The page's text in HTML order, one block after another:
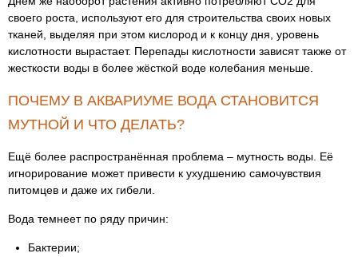
своего роста, используют его для строительства своих новых
тканей, выделяя при этом кислород и к концу дня, уровень
кислотности вырастает. Перепады кислотности зависят также от
жесткости воды в более жёсткой воде колебания меньше.
ПОЧЕМУ В АКВАРИУМЕ ВОДА СТАНОВИТСЯ
МУТНОЙ И ЧТО ДЕЛАТЬ?
Ещё более распространённая проблема – мутность воды. Её
игнорирование может привести к ухудшению самочувствия
питомцев и даже их гибели.
Вода темнеет по ряду причин:
Бактерии;